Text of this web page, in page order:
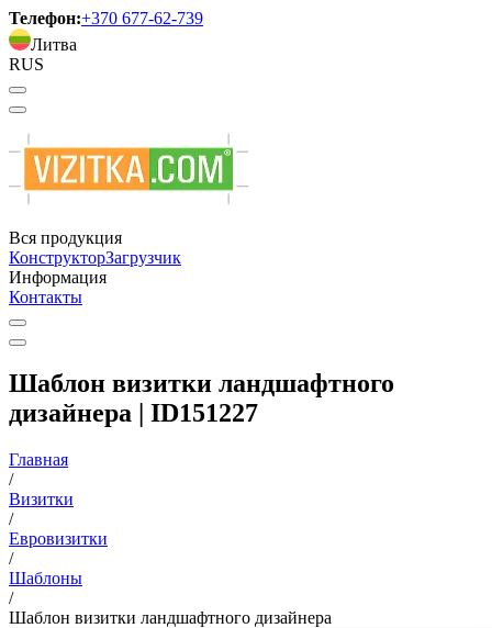
Телефон:+370 677-62-739
Литва
RUS
Вся продукция
КонструкторЗагрузчик
Информация
Контакты
Шаблон визитки ландшафтного
дизайнера | ID151227
Главная
/
Визитки
/
Евровизитки
/
Шаблоны
/
Шаблон визитки ландшафтного дизайнера